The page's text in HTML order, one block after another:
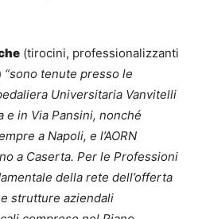
(tirocini, professionalizzanti
“sono tenute presso le
Universitaria Vanvitelli
e in Via Pansini, nonché
a Napoli, e l’AORN
a Caserta. Per le Professioni
della rete dell’offerta
strutture aziendali